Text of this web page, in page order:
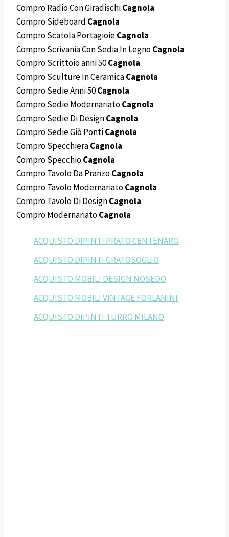
Compro Radio Con GiradischiCagnola
Compro Sideboard Cagnola
Compro Scatola PortagioieCagnola
Compro Scrivania Con Sedia In LegnoCagnola
Compro Scrittoio anni 50Cagnola
Compro Sculture In CeramicaCagnola
Compro Sedie Anni 50Cagnola
Compro Sedie ModernariatoCagnola
Compro Sedie Di DesignCagnola
Compro Sedie Giò PontiCagnola
Compro SpecchieraCagnola
Compro SpecchioCagnola
Compro Tavolo Da PranzoCagnola
Compro Tavolo ModernariatoCagnola
Compro Tavolo Di DesignCagnola
Compro ModernariatoCagnola
ACQUISTO DIPINTI PRATO CENTENARO
ACQUISTO DIPINTI GRATOSOGLIO
ACQUISTO MOBILI DESIGN NOSEDO
ACQUISTO MOBILI VINTAGE FORLANINI
ACQUISTO DIPINTI TURRO MILANO